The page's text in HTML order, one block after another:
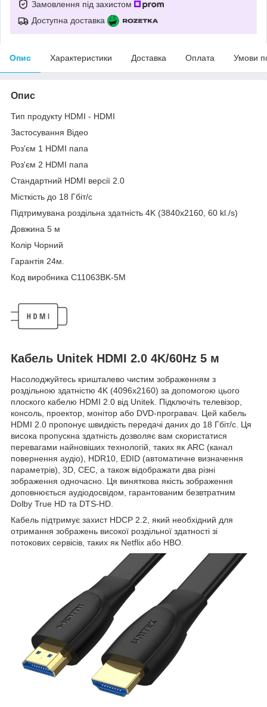
Замовлення під захистом
Доступна доставка
Опис Характеристики Доставка Оплата Умови
Опис
Тип продукту HDMI - HDMI
Застосування Відео
Роз'єм 1 HDMI папа
Роз'єм 2 HDMI папа
Стандартний HDMI версії 2.0
Місткість до 18 Гбіт/с
Підтримувана роздільна здатність 4K (3840x2160, 60 kl./s)
Довжина 5 м
Колір Чорний
Гарантія 24м.
Код виробника C11063BK-5M
Кабель Unitek HDMI 2.0 4K/60Hz 5 м
Насолоджуйтесь кришталево чистим зображенням з
роздільною здатністю 4K (4096x2160) за допомогою цього
плоского кабелю HDMI 2.0 від Unitek. Підключіть телевізор,
консоль, проектор, монітор або DVD-програвач. Цей кабель
HDMI 2.0 пропонує швидкість передачі даних до 18 Гбіт/с. Ця
висока пропускна здатність дозволяє вам скористатися
перевагами найновіших технологій, таких як ARC (канал
повернення аудіо), HDR10, EDID (автоматичне визначення
параметрів), 3D, CEC, а також відображати два різні
зображення одночасно. Ця виняткова якість зображення
доповнюється аудіодосвідом, гарантованим безвтратним
Dolby True HD та DTS-HD.
Кабель підтримує захист HDCP 2.2, який необхідний для
отримання зображень високої роздільної здатності зі
потокових сервісів, таких як Netflix або HBO.